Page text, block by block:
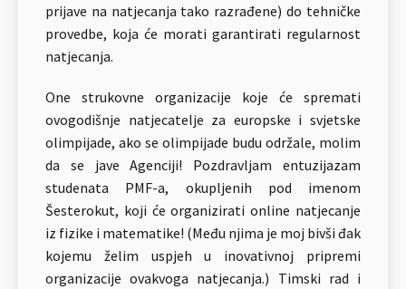
prijave na natjecanja tako razrađene) do tehničke
provedbe, koja će morati garantirati regularnost
natjecanja.
One strukovne organizacije koje će spremati
ovogodišnje natjecatelje za europske i svjetske
olimpijade, ako se olimpijade budu održale, molim
da se jave Agenciji! Pozdravljam entuzijazam
studenata PMF-a, okupljenih pod imenom
Šesterokut, koji će organizirati online natjecanje
iz fizike i matematike! (Među njima je moj bivši đak
kojemu želim uspjeh u inovativnoj pripremi
organizacije ovakvoga natjecanja.) Timski rad i